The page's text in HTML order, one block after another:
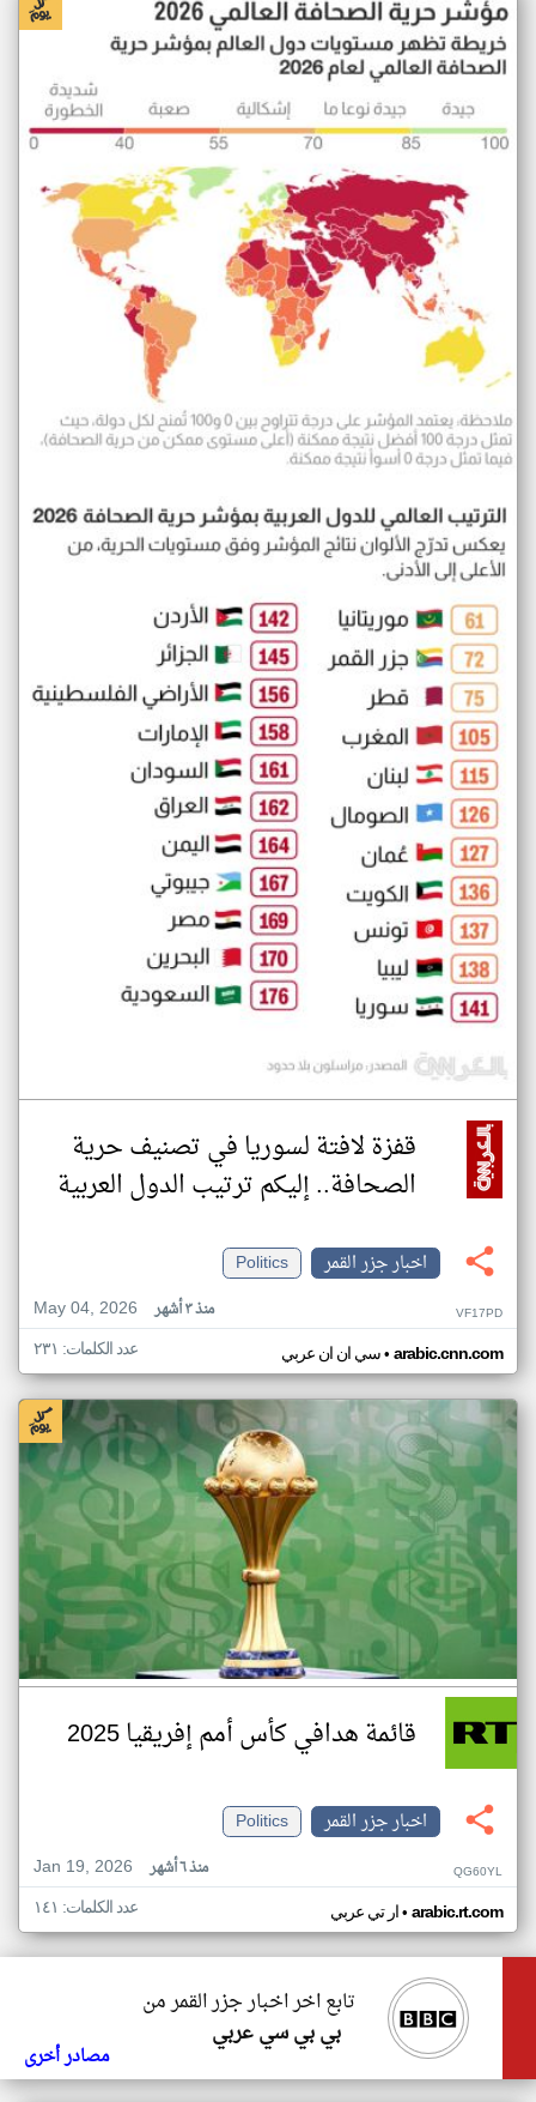
قفزة لافتة لسوريا في تصنيف حرية
الصحافة.. إليكم ترتيب الدول العربية
اخبار جزر القمر
Politics
May 04, 2026
منذ ٣ أشهر VF17PD
سي ان ان عربي• arabic.cnn.com عدد الكلمات: ٢٣١
قائمة هدافي كأس أمم إفريقيا 2025
اخبار جزر القمر
Politics
Jan 19, 2026
منذ ٦ أشهر QG60YL
ار تي عربي• arabic.rt.com عدد الكلمات: ١٤١
تابع اخر اخبار جزر القمر من
بي بي سي عربي
مصادر أخرى